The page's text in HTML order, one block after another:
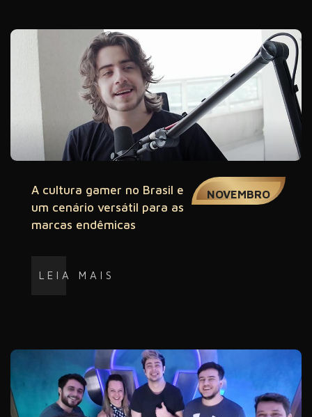
NOVEMBRO
A cultura gamer no Brasil e
um cenário versátil para as
marcas endêmicas
LEIA MAIS